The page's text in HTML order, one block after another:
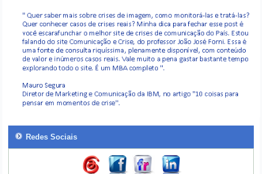
Redes Sociais